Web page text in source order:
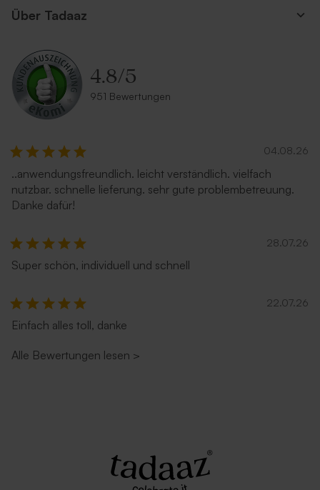
Über Tadaaz
4.8/5
951 Bewertungen
04.08.26
..anwendungsfreundlich. leicht verständlich. vielfach
nutzbar. schnelle lieferung. sehr gute problembetreuung.
Danke dafür!
28.07.26
Super schön, individuell und schnell
22.07.26
Einfach alles toll, danke
Alle Bewertungen lesen >